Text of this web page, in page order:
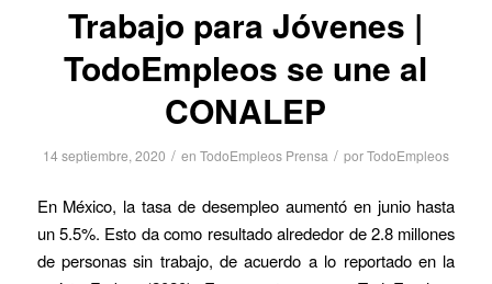
Trabajo para Jóvenes |
TodoEmpleos se une al
CONALEP
14 septiembre, 2020 / en TodoEmpleos Prensa / porTodoEmpleos
En México, la tasa de desempleo aumentó en junio hasta
un 5.5%. Esto da como resultado alrededor de 2.8 millones
de personas sin trabajo, de acuerdo a lo reportado en la